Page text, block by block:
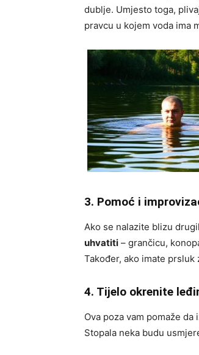
dublje. Umjesto toga,
pravcu u kojem voda ima
3. Pomoć i
Ako se nalazite blizu
uhvatiti – grančicu,
Također, ako imate
4. Tijelo okrenite
Ova poza vam pomaže
Stopala neka budu